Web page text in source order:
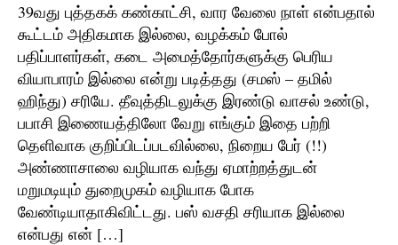
39வது புத்தகக் கண்காட்சி, வார வேலை நாள் என்பதால்
கூட்டம் அதிகமாக இல்லை, வழக்கம் போல்
பதிப்பாளர்கள், கடை அமைத்தோர்களுக்கு பெரிய
வியாபாரம் இல்லை என்று படித்தது (சமஸ் – தமில்
ஹிந்து) சரியே. தீவுத்திடலுக்கு இரண்டு வாசல் உண்டு,
பபாசி இணையத்திலோ வேறு எங்கும் இதை பற்றி
தெளிவாக குறிப்பிடப்படவில்லை, நிறைய பேர் (!!)
அண்ணாசாலை வழியாக வந்து ஏமாற்றத்துடன்
மறுமடியும் துறைமுகம் வழியாக போக
வேண்டியாதாகிவிட்டது. பஸ் வசதி சரியாக இல்லை
என்பது என் […]